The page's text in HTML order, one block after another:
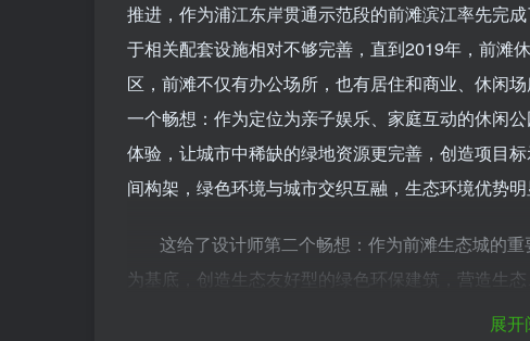
推进，作为浦江东岸贯通示范段的前滩滨江率先完
于相关配套设施相对不够完善，直到2019年，前滩
区，前滩不仅有办公场所，也有居住和商业、休闲
一个畅想：作为定位为亲子娱乐、家庭互动的休闲
体验，让城市中稀缺的绿地资源更完善，创造项目
间构架，绿色环境与城市交织互融，生态环境优势明
这给了设计师第二个畅想：作为前滩生态城的
为基底，创造生态友好型的绿色环保建筑，营造生
意和美感的可持续生活。原公园内功能单一：随着
展